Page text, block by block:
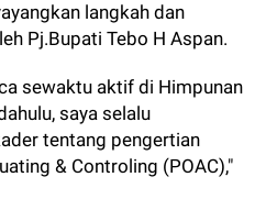
langkah dan
Pj.Bupati Tebo H Aspan.
sewaktu aktif di Himpunan
saya selalu
tentang pengertian
& Controling (POAC),"